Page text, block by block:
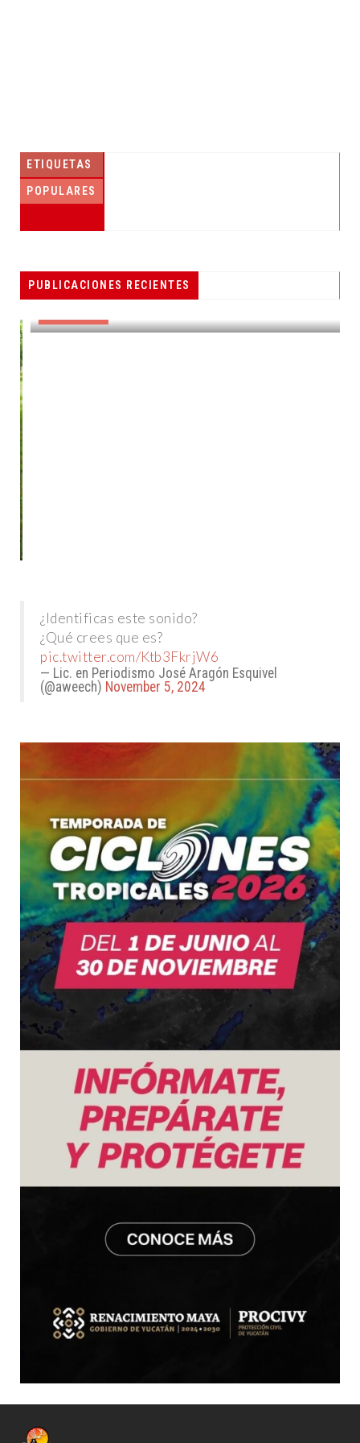
ETIQUETAS
POPULARES
PUBLICACIONES RECIENTES
PESCADORES RECIBEN EQUIPO DE
RADIOCOMUNICACIÓN
¿Identificas este sonido?
¿Qué crees que es?
pic.twitter.com/Ktb3FkrjW6
— Lic. en Periodismo José Aragón Esquivel
(@aweech) November 5, 2024